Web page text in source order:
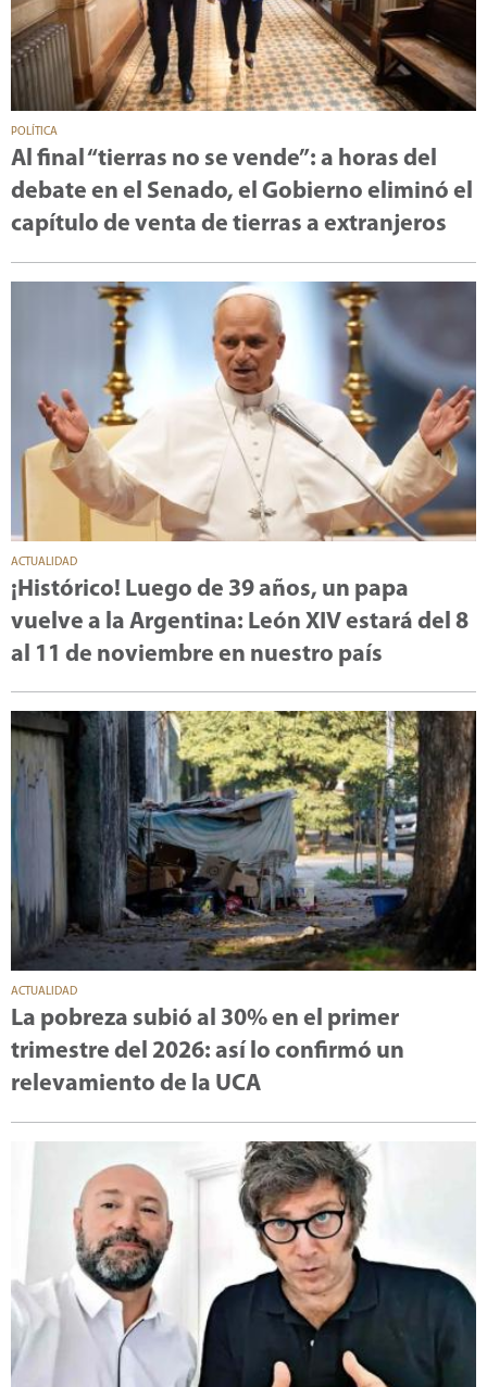
POLÍTICA
Al final “tierras no se vende”: a horas del
debate en el Senado, el Gobierno eliminó el
capítulo de venta de tierras a extranjeros
ACTUALIDAD
¡Histórico! Luego de 39 años, un papa
vuelve a la Argentina: León XIV estará del 8
al 11 de noviembre en nuestro país
ACTUALIDAD
La pobreza subió al 30% en el primer
trimestre del 2026: así lo confirmó un
relevamiento de la UCA